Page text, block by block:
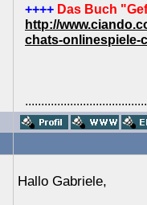
++++ Das Buch
http://
chats-onlinespiele-
Hallo Gabriele,